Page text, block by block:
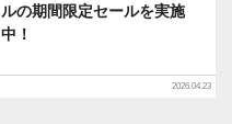
ルの期間限定セールを実施
中！
2026.04.23